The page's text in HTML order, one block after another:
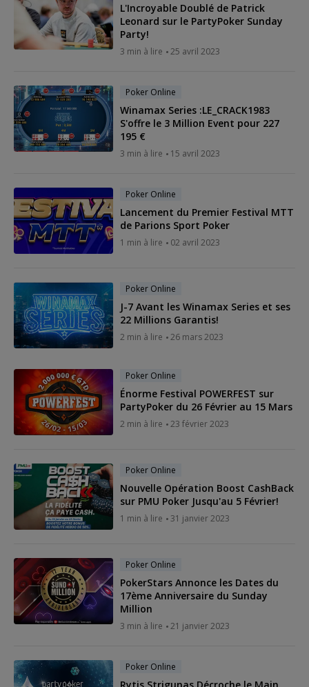
L'Incroyable Doublé de Patrick
Leonard sur le PartyPoker Sunday
Party!
3 min à lire 25 avril 2023
Poker Online
Winamax Series :LE_CRACK1983
S'offre le 3 Million Event pour 227
195 €
3 min à lire 15 avril 2023
Poker Online
Lancement du Premier Festival MTT
de Parions Sport Poker
1 min à lire 02 avril 2023
Poker Online
J-7 Avant les Winamax Series et ses
22 Millions Garantis!
2 min à lire 26 mars 2023
Poker Online
Énorme Festival POWERFEST sur
PartyPoker du 26 Février au 15 Mars
2 min à lire 23 février 2023
Poker Online
Nouvelle Opération Boost CashBack
sur PMU Poker Jusqu'au 5 Février!
1 min à lire 31 janvier 2023
Poker Online
PokerStars Annonce les Dates du
17ème Anniversaire du Sunday
Million
3 min à lire 21 janvier 2023
Poker Online